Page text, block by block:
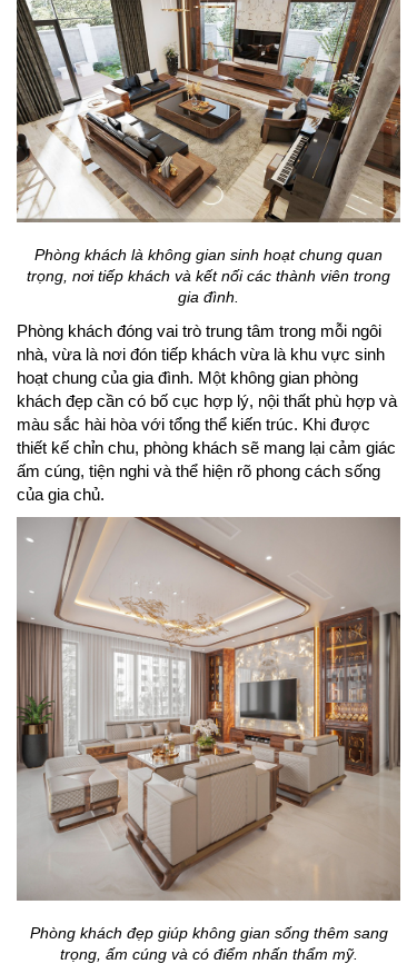
Phòng khách là không gian sinh hoạt chung quan
trọng, nơi tiếp khách và kết nối các thành viên trong
gia đình.
Phòng khách đóng vai trò trung tâm trong mỗi ngôi
nhà, vừa là nơi đón tiếp khách vừa là khu vực sinh
hoạt chung của gia đình. Một không gian phòng
khách đẹp cần có bố cục hợp lý, nội thất phù hợp và
màu sắc hài hòa với tổng thể kiến trúc. Khi được
thiết kế chỉn chu, phòng khách sẽ mang lại cảm giác
ấm cúng, tiện nghi và thể hiện rõ phong cách sống
của gia chủ.
Phòng khách đẹp giúp không gian sống thêm sang
trọng, ấm cúng và có điểm nhấn thẩm mỹ.